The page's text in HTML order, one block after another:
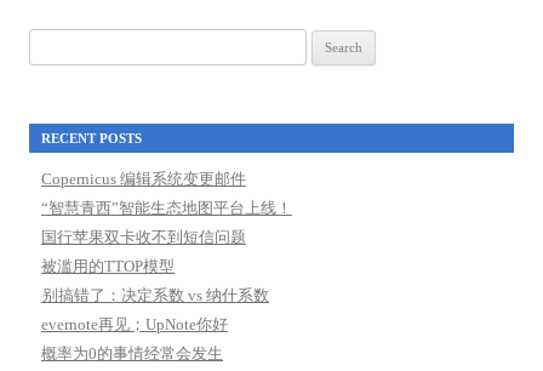
for:
RECENT POSTS
Copernicus 编辑系统变更邮件
“智慧青西”智能生态地图平台上线！
国行苹果双卡收不到短信问题
被滥用的TTOP模型
别搞错了：决定系数 vs 纳什系数
evernote再见；UpNote你好
概率为0的事情经常会发生